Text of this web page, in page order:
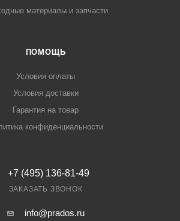
материалы и запчасти
ПОМОЩЬ
Условия оплаты
Условия доставки
Гарантия на товар
конфиденциальности
+7 (495) 136-81-49
ЗАКАЗАТЬ ЗВОНОК
info@prados.ru